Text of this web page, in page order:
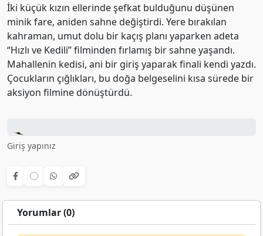
İki küçük kızın ellerinde şefkat bulduğunu düşünen
minik fare, aniden sahne değiştirdi. Yere bırakılan
kahraman, umut dolu bir kaçış planı yaparken adeta
“Hızlı ve Kedili” filminden fırlamış bir sahne yaşandı.
Mahallenin kedisi, ani bir giriş yaparak finali kendi yazdı.
Çocukların çığlıkları, bu doğa belgeselini kısa sürede bir
aksiyon filmine dönüştürdü.
Giriş yapınız
Yorumlar (0)